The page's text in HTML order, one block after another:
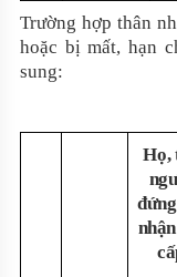
Trường hợp thân
hoặc bị mất, hạn
sung:
Họ,